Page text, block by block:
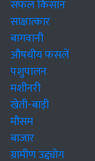
सफल किसान
साक्षात्कार
बागवानी
औषधीय फसलें
पशुपालन
मशीनरी
खेती-बाड़ी
मौसम
बाजार
ग्रामीण उद्द्योग